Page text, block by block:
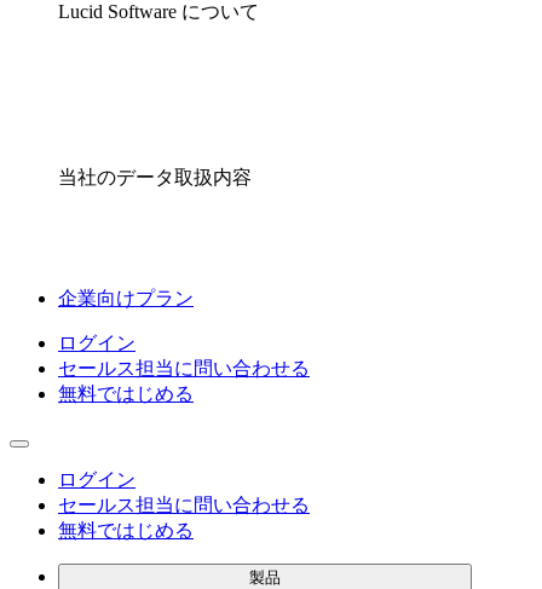
Lucid Software について
当社のデータ取扱内容
企業向けプラン
ログイン
セールス担当に問い合わせる
無料ではじめる
ログイン
セールス担当に問い合わせる
無料ではじめる
製品